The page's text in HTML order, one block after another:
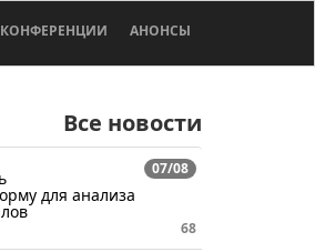
КОНФЕРЕНЦИИ АНОНСЫ
Все новости
07/08
для анализа
68